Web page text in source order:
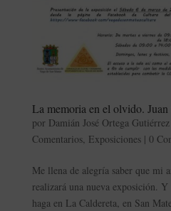
La memoria en el olvido. Juan
por Damián José Ortega Gutiérrez
Comentarios, Exposiciones| 0
Me llena de alegría saber que mi
realizará una nueva exposición.
haga en La Caldereta, en San